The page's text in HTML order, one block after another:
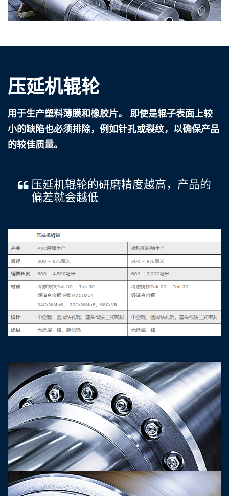
压延机辊轮
用于生产塑料薄膜和橡胶片。 即使是辊子表面上较
小的缺陷也必须排除，例如针孔或裂纹，以确保产品
的较佳质量。
压延机辊轮的研磨精度越高，产品的
偏差就会越低